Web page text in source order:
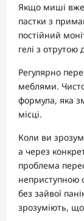
Якщо миші вже
пастки з
постійний
гелі з
Регулярно
меблями.
формула, яка
місці.
Коли ви
а через
проблема
неприступною
без зайвої
зрозуміють,